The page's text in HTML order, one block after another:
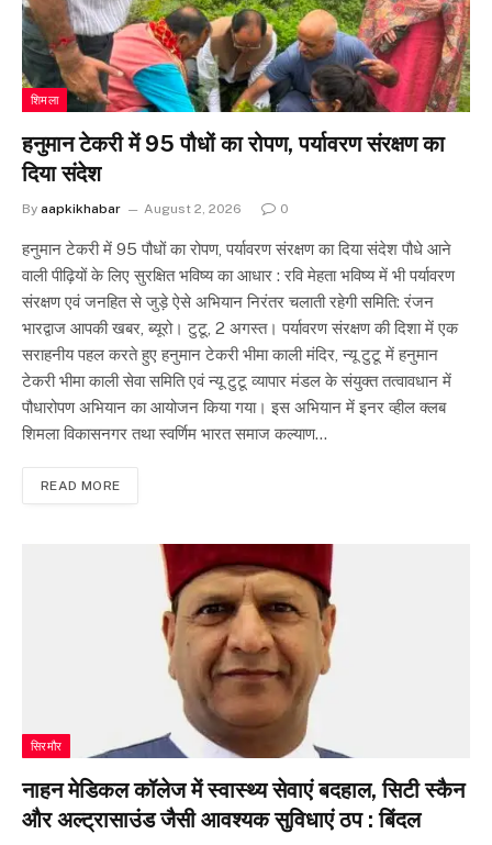
शिमला
हनुमान टेकरी में 95 पौधों का रोपण, पर्यावरण संरक्षण का
दिया संदेश
By aapkikhabar August 2, 2026 0
हनुमान टेकरी में 95 पौधों का रोपण, पर्यावरण संरक्षण का दिया संदेश पौधे आने
वाली पीढ़ियों के लिए सुरक्षित भविष्य का आधार : रवि मेहता भविष्य में भी पर्यावरण
संरक्षण एवं जनहित से जुड़े ऐसे अभियान निरंतर चलाती रहेगी समिति: रंजन
भारद्वाज आपकी खबर, ब्यूरो। टुटू, 2 अगस्त। पर्यावरण संरक्षण की दिशा में एक
सराहनीय पहल करते हुए हनुमान टेकरी भीमा काली मंदिर, न्यू टुटू में हनुमान
टेकरी भीमा काली सेवा समिति एवं न्यू टुटू व्यापार मंडल के संयुक्त तत्वावधान में
पौधारोपण अभियान का आयोजन किया गया। इस अभियान में इनर व्हील क्लब
शिमला विकासनगर तथा स्वर्णिम भारत समाज कल्याण…
READ MORE
सिरमौर
नाहन मेडिकल कॉलेज में स्वास्थ्य सेवाएं बदहाल, सिटी स्कैन
और अल्ट्रासाउंड जैसी आवश्यक सुविधाएं ठप : बिंदल